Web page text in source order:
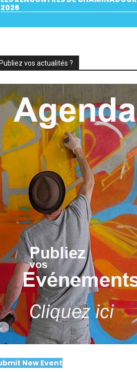
2026
vos actualités ?
New Event